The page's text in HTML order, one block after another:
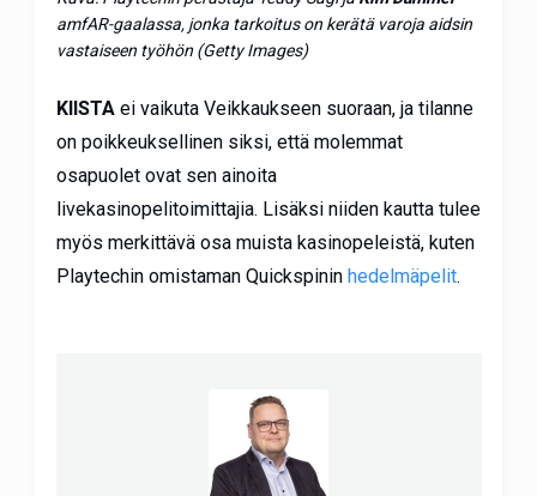
amfAR-gaalassa, jonka tarkoitus on kerätä varoja aidsin
vastaiseen työhön (Getty Images)
KIISTAei vaikuta Veikkaukseen suoraan, ja tilanne
on poikkeuksellinen siksi, että molemmat
osapuolet ovat sen ainoita
livekasinopelitoimittajia. Lisäksi niiden kautta tulee
myös merkittävä osa muista kasinopeleistä, kuten
Playtechin omistaman Quickspinin hedelmäpelit.